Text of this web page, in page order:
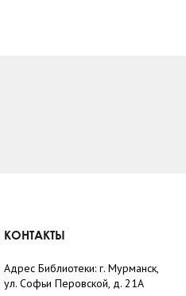
КОНТАКТЫ
Адрес Библиотеки: г. Мурманск,
ул. Софьи Перовской, д. 21А